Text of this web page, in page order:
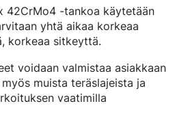
42CrMo4 -tankoa käytetään
yhtä aikaa korkeaa
korkeaa sitkeyttä.
voidaan valmistaa asiakkaan
muista teräslajeista ja
vaatimilla